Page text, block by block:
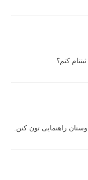
کنم؟
راهنمایی تون کنن.